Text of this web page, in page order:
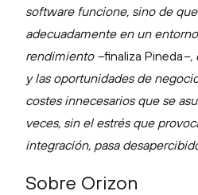
software funcione, sino de
adecuadamente en un
rendimiento –finaliza Pineda–,
y las oportunidades de
costes innecesarios que se
veces, sin el estrés que
integración, pasa
Sobre Orizon